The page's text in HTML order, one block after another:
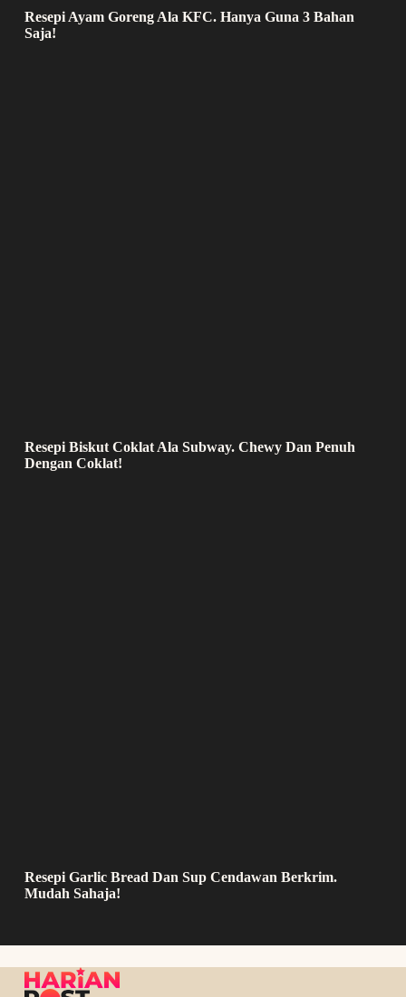
Resepi Ayam Goreng Ala KFC. Hanya Guna 3 Bahan
Saja!
Resepi Biskut Coklat Ala Subway. Chewy Dan Penuh
Dengan Coklat!
Resepi Garlic Bread Dan Sup Cendawan Berkrim.
Mudah Sahaja!